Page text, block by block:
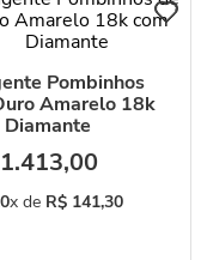
Pombinhos
Amarelo 18k
Diamante
1.413,00
x de R$ 141,30